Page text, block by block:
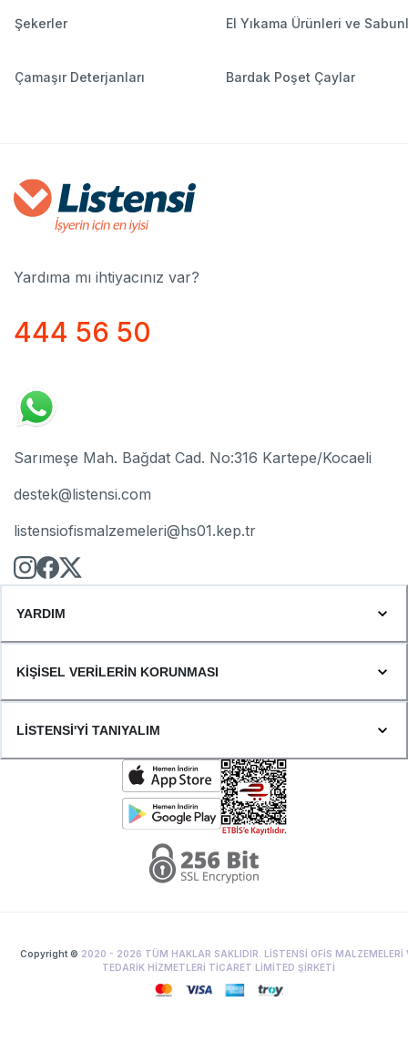
Şekerler El Yıkama Ürünleri ve
Çamaşır Deterjanları Bardak Poşet Çaylar
Yardıma mı ihtiyacınız var?
444 56 50
Sarımeşe Mah. Bağdat Cad. No:316 Kartepe/Kocaeli
destek@listensi.com
listensiofismalzemeleri@hs01.kep.tr
YARDIM
KİŞİSEL VERİLERİN KORUNMASI
LİSTENSİ'Yİ TANIYALIM
Copyright © 2020 - 2026 TÜM HAKLAR SAKLIDIR. LİSTENSİ OFİS MALZEMELERİ
TEDARİK HİZMETLERİ TİCARET LİMİTED ŞİRKETİ